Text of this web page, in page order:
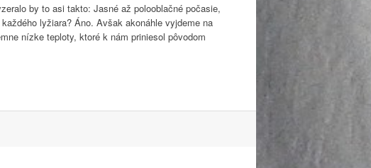
by to asi takto: Jasné až polooblačné počasie,
lyžiara? Áno. Avšak akonáhle vyjdeme na
nízke teploty, ktoré k nám priniesol pôvodom